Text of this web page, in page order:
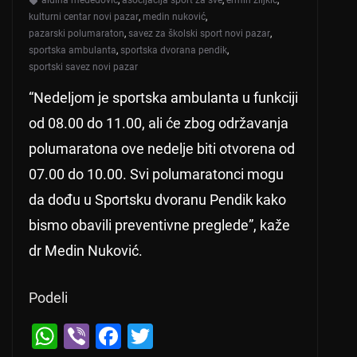
kulturni centar novi pazar, medin nuković,
pazarski polumaraton, savez za školski sport novi pazar,
sportska ambulanta, sportska dvorana pendik,
sportski savez novi pazar
“Nedeljom je sportska ambulanta u funkciji
od 08.00 do 11.00, ali će zbog održavanja
polumaratona ove nedelje biti otvorena od
07.00 do 10.00. Svi polumaratonci mogu
da dođu u Sportsku dvoranu Pendik kako
bismo obavili preventivne preglede”, kaže
dr Medin Nuković.
Podeli
W
Vi
F